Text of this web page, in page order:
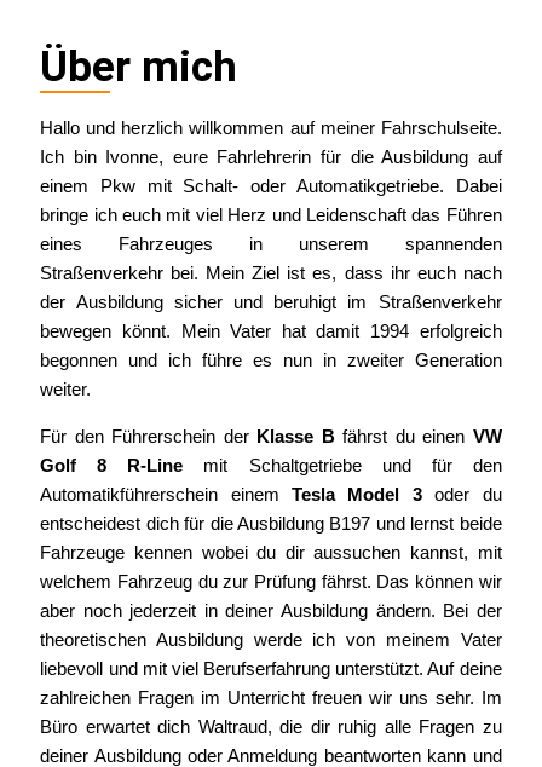
Über mich
Hallo und herzlich willkommen auf meiner Fahrschulseite.
Ich bin Ivonne, eure Fahrlehrerin für die Ausbildung auf
einem Pkw mit Schalt- oder Automatikgetriebe. Dabei
bringe ich euch mit viel Herz und Leidenschaft das Führen
eines Fahrzeuges in unserem spannenden
Straßenverkehr bei. Mein Ziel ist es, dass ihr euch nach
der Ausbildung sicher und beruhigt im Straßenverkehr
bewegen könnt. Mein Vater hat damit 1994 erfolgreich
begonnen und ich führe es nun in zweiter Generation
weiter.
Für den Führerschein der Klasse Bfährst du einen VW
Golf 8 R-Line mit Schaltgetriebe und für den
Automatikführerschein einemTesla Model 3oder du
entscheidest dich für die Ausbildung B197 und lernst beide
Fahrzeuge kennen wobei du dir aussuchen kannst, mit
welchem Fahrzeug du zur Prüfung fährst. Das können wir
aber noch jederzeit in deiner Ausbildung ändern. Bei der
theoretischen Ausbildung werde ich von meinem Vater
liebevoll und mit viel Berufserfahrung unterstützt. Auf deine
zahlreichen Fragen im Unterricht freuen wir uns sehr. Im
Büro erwartet dich Waltraud, die dir ruhig alle Fragen zu
deiner Ausbildung oder Anmeldung beantworten kann und